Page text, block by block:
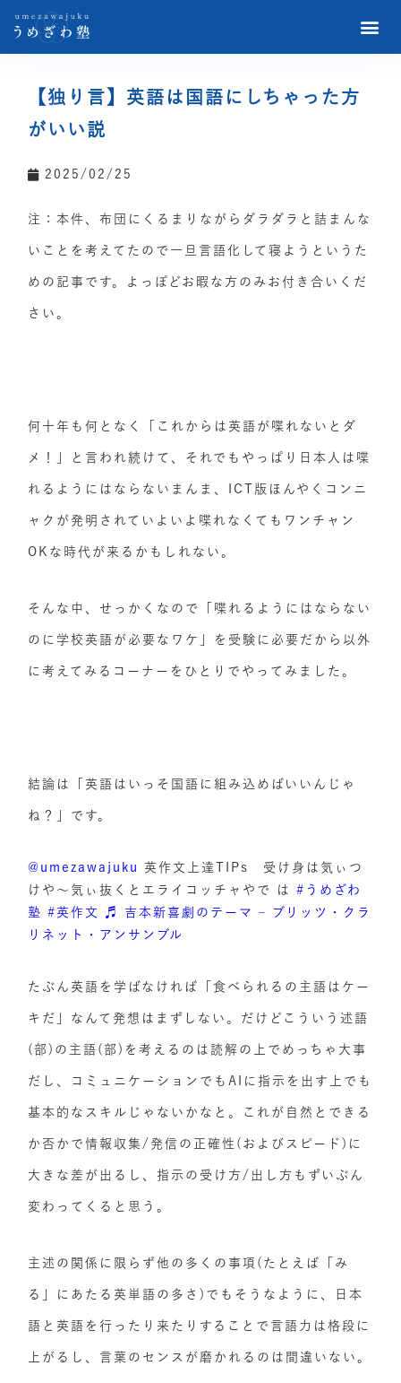
【独り言】英語は国語にしちゃった方
がいい説
2025/02/25
注：本件、布団にくるまりながらダラダラと詰まんな
いことを考えてたので一旦言語化して寝ようというた
めの記事です。よっぽどお暇な方のみお付き合いくだ
さい。
何十年も何となく「これからは英語が喋れないとダ
メ！」と言われ続けて、それでもやっぱり日本人は喋
れるようにはならないまんま、ICT版ほんやくコンニ
ャクが発明されていよいよ喋れなくてもワンチャン
OKな時代が来るかもしれない。
そんな中、せっかくなので「喋れるようにはならない
のに学校英語が必要なワケ」を受験に必要だから以外
に考えてみるコーナーをひとりでやってみました。
結論は「英語はいっそ国語に組み込めばいいんじゃ
ね？」です。
@umezawajuku
英作文上達TIPs 受け身は気ぃつ
けや〜気ぃ抜くとエライコッチャやで は#うめざわ
塾 #英作文
♬ 吉本新喜劇のテーマ – ブリッツ・クラ
リネット・アンサンブル
たぶん英語を学ばなければ「食べられるの主語はケー
キだ」なんて発想はまずしない。だけどこういう述語
(部)の主語(部)を考えるのは読解の上でめっちゃ大事
だし、コミュニケーションでもAIに指示を出す上でも
基本的なスキルじゃないかなと。これが自然とできる
か否かで情報収集/発信の正確性(およびスピード)に
大きな差が出るし、指示の受け方/出し方もずいぶん
変わってくると思う。
主述の関係に限らず他の多くの事項(たとえば「み
る」にあたる英単語の多さ)でもそうなように、日本
語と英語を行ったり来たりすることで言語力は格段に
上がるし、言葉のセンスが磨かれるのは間違いない。